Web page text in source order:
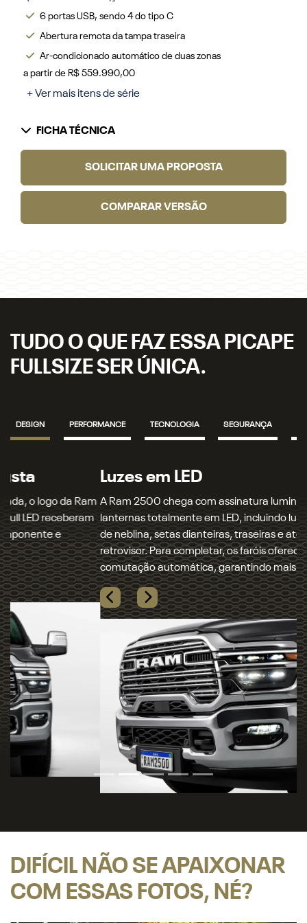
6 portas USB, sendo 4 do tipo C
Abertura remota da tampa traseira
Ar-condicionado automático de duas zonas
a partir de R$ 559.990,00
+ Ver mais itens de série
FICHA TÉCNICA
SOLICITAR UMA PROPOSTA
COMPARAR VERSÃO
TUDO O QUE FAZ ESSA PICAPE
FULLSIZE SER ÚNICA.
DESIGN PERFORMANCE TECNOLOGIA SEGURANÇA
Luzes em LED
A Ram 2500 chega com assinatura luminosa, novos faróis e
lanternas totalmente em LED, incluindo luzes altas, baixas,
de neblina, setas dianteiras, traseiras e até mesmo o
retrovisor. Para completar, os faróis oferecem sistema de
comutação automática, garantindo mais conforto ao dirigir.
Previous
Próximo
Rambox®
DIFÍCIL NÃO SE APAIXONAR
COM ESSAS FOTOS, NÉ?